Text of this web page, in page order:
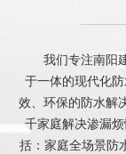
我们专注南阳
于一体的现代化
效、环保的防水解
千家庭解决渗漏
括：家庭全场景防